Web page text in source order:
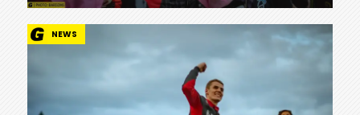
NEWS